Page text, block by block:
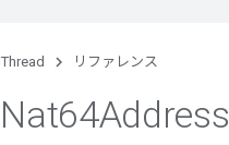
リファレンス
Nat64Address